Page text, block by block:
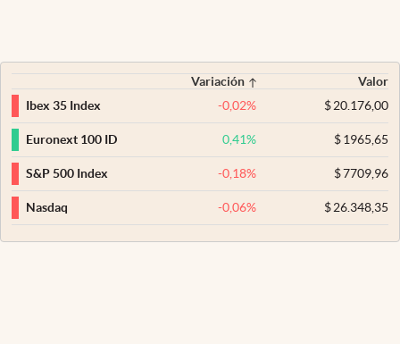
Variación
Valor
Ibex 35 Index
-0,02% $20.176,00
Euronext 100 ID 0,41% $1965,65
S&P 500 Index -0,18% $7709,96
Nasdaq -0,06% $26.348,35